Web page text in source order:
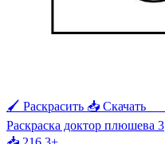
🖌 Раскрасить 📥 Скачать
Раскраска доктор плюшева 3